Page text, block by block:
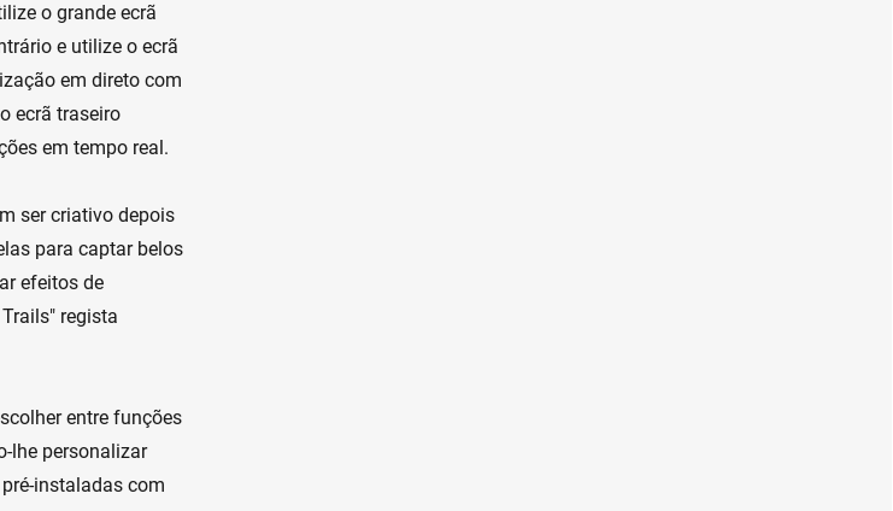
o grande ecrã
e utilize o ecrã
em direto com
ecrã traseiro
em tempo real.
ser criativo depois
para captar belos
efeitos de
regista
entre funções
lhe personalizar
instaladas com